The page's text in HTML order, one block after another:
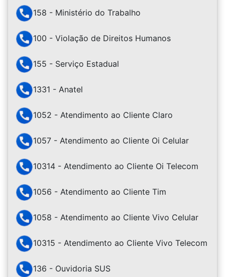
158 - Ministério do Trabalho
100 - Violação de Direitos Humanos
155 - Serviço Estadual
1331 - Anatel
1052 - Atendimento ao Cliente Claro
1057 - Atendimento ao Cliente Oi Celular
10314 - Atendimento ao Cliente Oi Telecom
1056 - Atendimento ao Cliente Tim
1058 - Atendimento ao Cliente Vivo Celular
10315 - Atendimento ao Cliente Vivo Telecom
136 - Ouvidoria SUS